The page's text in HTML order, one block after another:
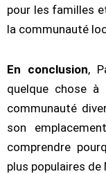
pour les familles
la communauté
En conclusion,
quelque chose
communauté
son
comprendre
plus populaires de